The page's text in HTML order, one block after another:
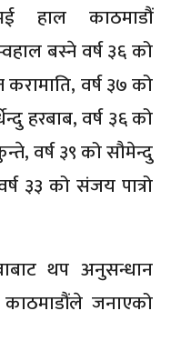
हाल काठमाडौं
बस्ने वर्ष ३६ को
करामाति, वर्ष ३७ को
हरबाब, वर्ष ३६ को
वर्ष ३९ को सौमेन्दु
३३ को संजय पात्रो
थप अनुसन्धान
काठमाडौंले जनाएको